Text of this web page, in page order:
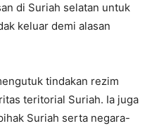
di Suriah selatan untuk
keluar demi alasan
tindakan rezim
teritorial Suriah. Ia juga
Suriah serta negara-